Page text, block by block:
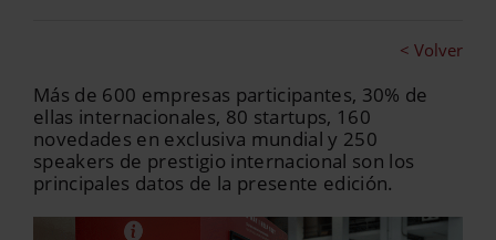
< Volver
Más de 600 empresas participantes, 30% de
ellas internacionales, 80 startups, 160
novedades en exclusiva mundial y 250
speakers de prestigio internacional son los
principales datos de la presente edición.